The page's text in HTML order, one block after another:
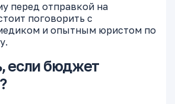
перед отправкой на
поговорить с
и опытным юристом по
если бюджет